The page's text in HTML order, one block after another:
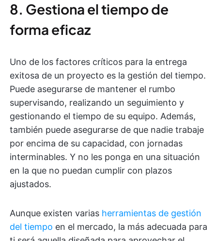
8. Gestiona el tiempo de
forma eficaz
Uno de los factores críticos para la entrega
exitosa de un proyecto es la gestión del tiempo.
Puede asegurarse de mantener el rumbo
supervisando, realizando un seguimiento y
gestionando el tiempo de su equipo. Además,
también puede asegurarse de que nadie trabaje
por encima de su capacidad, con jornadas
interminables. Y no les ponga en una situación
en la que no puedan cumplir con plazos
ajustados.
Aunque existen varias herramientas de gestión
del tiempo en el mercado, la más adecuada para